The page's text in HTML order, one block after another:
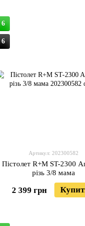
6
6
Артикул: 202300582
Пістолет R+M ST-2300
різь 3/8 мама
2 399 грн